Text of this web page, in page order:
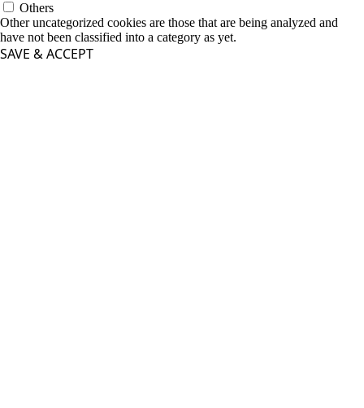
Others
Other uncategorized cookies are those that are being analyzed and
have not been classified into a category as yet.
SAVE & ACCEPT